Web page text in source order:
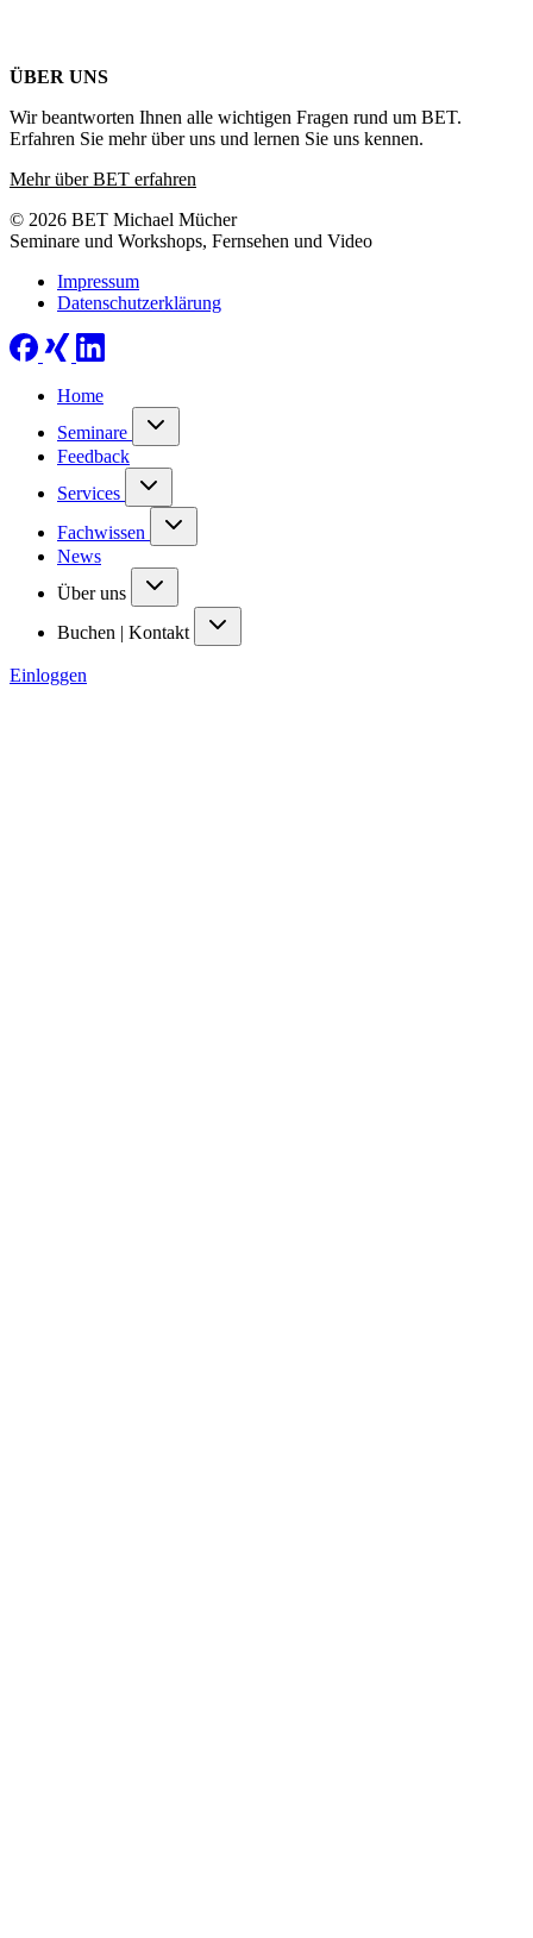
ÜBER UNS
Wir beantworten Ihnen alle wichtigen Fragen rund um BET.
Erfahren Sie mehr über uns und lernen Sie uns kennen.
Mehr über BET erfahren
© 2026 BET Michael Mücher
Seminare und Workshops, Fernsehen und Video
Impressum
Datenschutzerklärung
Home
Seminare
Feedback
Services
Fachwissen
News
Über uns
Buchen | Kontakt
Einloggen